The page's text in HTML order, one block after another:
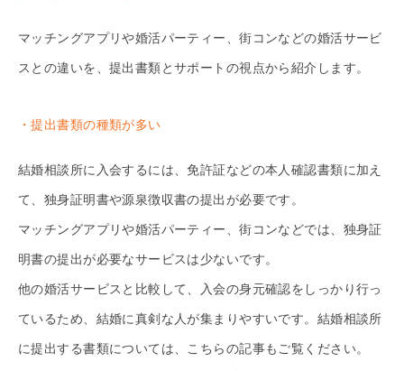
マッチングアプリや婚活パーティー、街コンなどの婚活サービ
スとの違いを、提出書類とサポートの視点から紹介します。
・提出書類の種類が多い
結婚相談所に入会するには、免許証などの本人確認書類に加え
て、独身証明書や源泉徴収書の提出が必要です。
マッチングアプリや婚活パーティー、街コンなどでは、独身証
明書の提出が必要なサービスは少ないです。
他の婚活サービスと比較して、入会の身元確認をしっかり行っ
ているため、結婚に真剣な人が集まりやすいです。結婚相談所
に提出する書類については、こちらの記事もご覧ください。